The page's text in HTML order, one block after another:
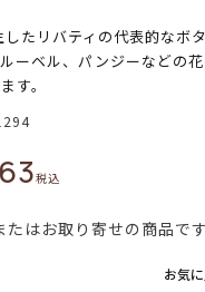
たリバティの代表的なボ
ーベル、パンジーなどの
す。
税込
はお取り寄せの商品です
お気